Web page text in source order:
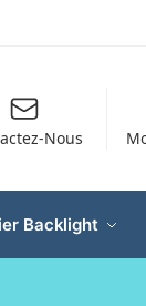
Nous
Backlight